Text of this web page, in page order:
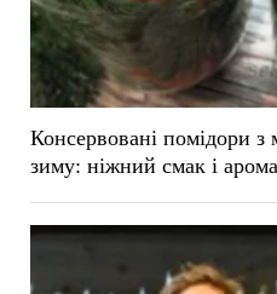
Консервовані помідори
зиму: ніжний смак і